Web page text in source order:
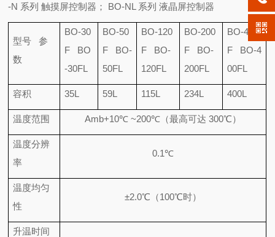
-N 系列 触摸屏控制器； BO-NL 系列 液晶屏控制器
型号
参
数
BO-30
F BO
-30FL
BO-50
F BO-
50FL
BO-120
F BO-
120FL
BO-200
F BO-
200FL
BO-400
F BO-4
00FL
容积 35L 59L 115L 234L 400L
温度范围 Amb+10℃ ~200℃ （最高可达 300℃）
温度分辨
率
0.1℃
温度均匀
性
±2.0℃ （100℃时）
升温时间